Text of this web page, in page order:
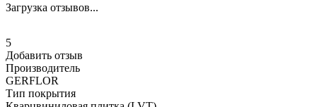
Загрузка отзывов...
5
Добавить отзыв
Производитель
GERFLOR
Тип покрытия